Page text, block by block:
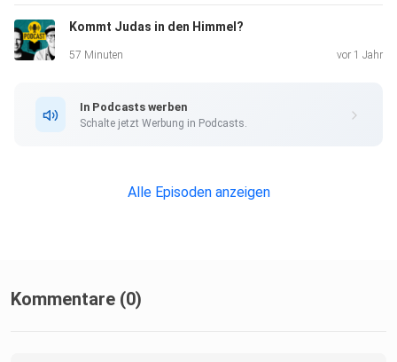
Kommt Judas in den Himmel?
57 Minuten vor 1 Jahr
In Podcasts werben
Schalte jetzt Werbung in Podcasts.
Alle Episoden anzeigen
Kommentare (0)